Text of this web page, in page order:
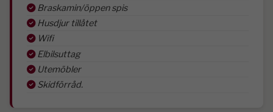
Braskamin/öppen spis
Husdjur tillåtet
Wifi
Elbilsuttag
Utemöbler
Skidförråd.